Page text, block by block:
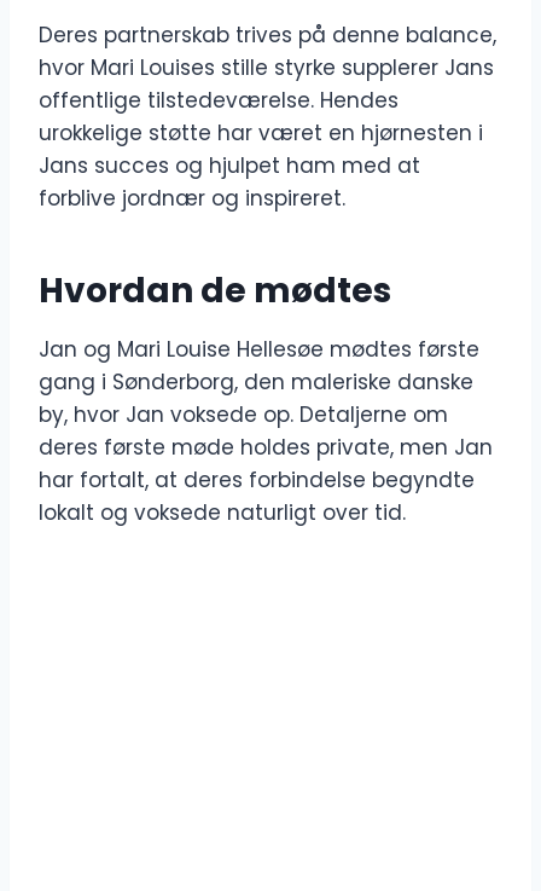
Deres partnerskab trives på denne balance,
hvor Mari Louises stille styrke supplerer Jans
offentlige tilstedeværelse. Hendes
urokkelige støtte har været en hjørnesten i
Jans succes og hjulpet ham med at
forblive jordnær og inspireret.
Hvordan de mødtes
Jan og Mari Louise Hellesøe mødtes første
gang i Sønderborg, den maleriske danske
by, hvor Jan voksede op. Detaljerne om
deres første møde holdes private, men Jan
har fortalt, at deres forbindelse begyndte
lokalt og voksede naturligt over tid.